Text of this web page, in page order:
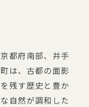
京都府南部、井手
町は、古都の面影
を残す歴史と豊か
な自然が調和した